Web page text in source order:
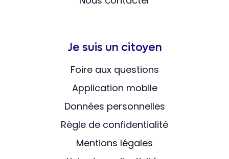
Je suis un citoyen
Foire aux questions
Application mobile
Données personnelles
Règle de confidentialité
Mentions légales